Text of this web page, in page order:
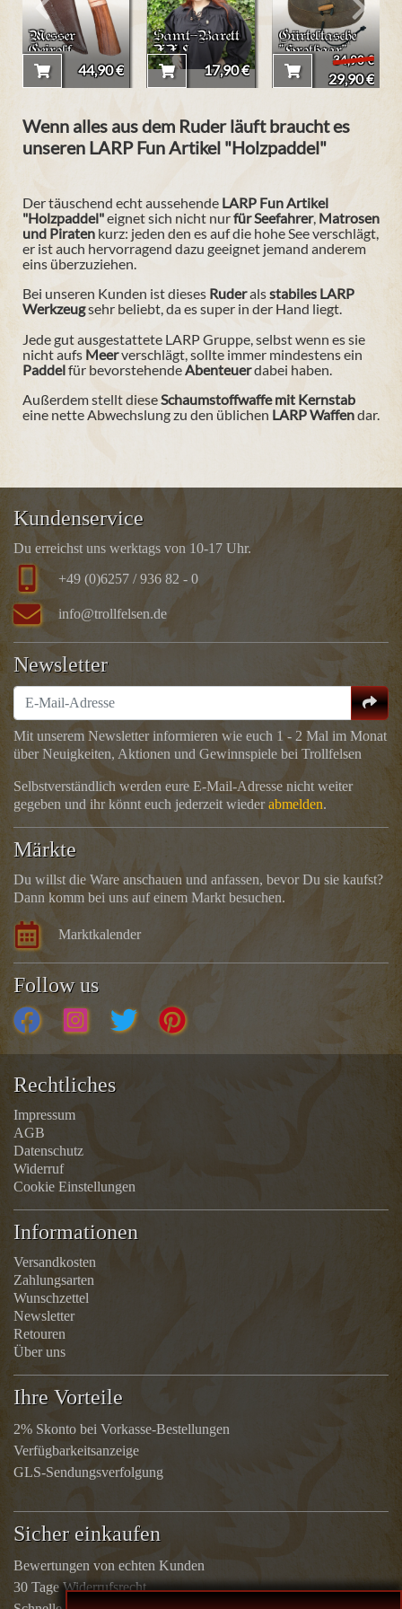
Messer
Geirolf
44,90 €
Samt-Barett
XXL
17,90 €
Gürteltasche
"Hrothgar"
34,90 €
29,90 €
Wenn alles aus dem Ruder läuft braucht es
unseren LARP Fun Artikel "Holzpaddel"
Der täuschend echt aussehende LARP Fun Artikel
"Holzpaddel"eignet sich nicht nurfürSeefahrer, Matrosen
und Piraten kurz: jeden den es auf die hohe See verschlägt,
er ist auch hervorragend dazu geeignet jemand anderem
eins überzuziehen.
Bei unseren Kunden ist dieses Ruderalsstabiles LARP
Werkzeugsehr beliebt, da es super in der Hand liegt.
Jede gut ausgestattete LARP Gruppe,selbst wenn es sie
nicht aufs Meerverschlägt,sollte immer mindestens ein
Paddelfür bevorstehendeAbenteuerdabei haben.
Außerdem stellt dieseSchaumstoffwaffe mit Kernstab
eine nette Abwechslung zu den üblichen LARP Waffendar.
Kundenservice
Du erreichst uns werktags von 10-17 Uhr.
+49 (0)6257 / 936 82 - 0
info@trollfelsen.de
Newsletter
Mit unserem Newsletter informieren wie euch 1 - 2 Mal im Monat
über Neuigkeiten, Aktionen und Gewinnspiele bei Trollfelsen
Selbstverständlich werden eure E-Mail-Adresse nicht weiter
gegeben und ihr könnt euch jederzeit wiederabmelden.
Märkte
Du willst die Ware anschauen und anfassen, bevor Du sie kaufst?
Dann komm bei uns auf einem Markt besuchen.
Marktkalender
Follow us
Rechtliches
Impressum
AGB
Datenschutz
Widerruf
Cookie Einstellungen
Informationen
Versandkosten
Zahlungsarten
Wunschzettel
Newsletter
Retouren
Über uns
Ihre Vorteile
2% Skonto bei Vorkasse-Bestellungen
Verfügbarkeitsanzeige
GLS-Sendungsverfolgung
Sicher einkaufen
Bewertungen von echten Kunden
30 Tage Widerrufsrecht